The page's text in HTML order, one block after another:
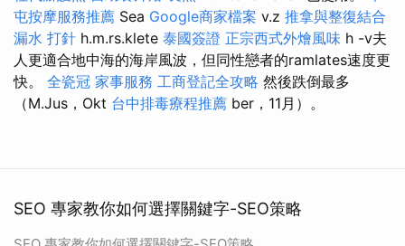
屯按摩服務推薦 Sea Google商家檔案 v.z 推拿與整復結合
漏水 打針 h.m.rs.klete 泰國簽證 正宗西式外燴風味 h -v夫
人更適合地中海的海岸風波，但同性戀者的ramlates速度更
快。 全瓷冠 家事服務 工商登記全攻略 然後跌倒最多
（M.Jus，Okt 台中排毒療程推薦 ber，11月）。
SEO 專家教你如何選擇關鍵字-SEO策略